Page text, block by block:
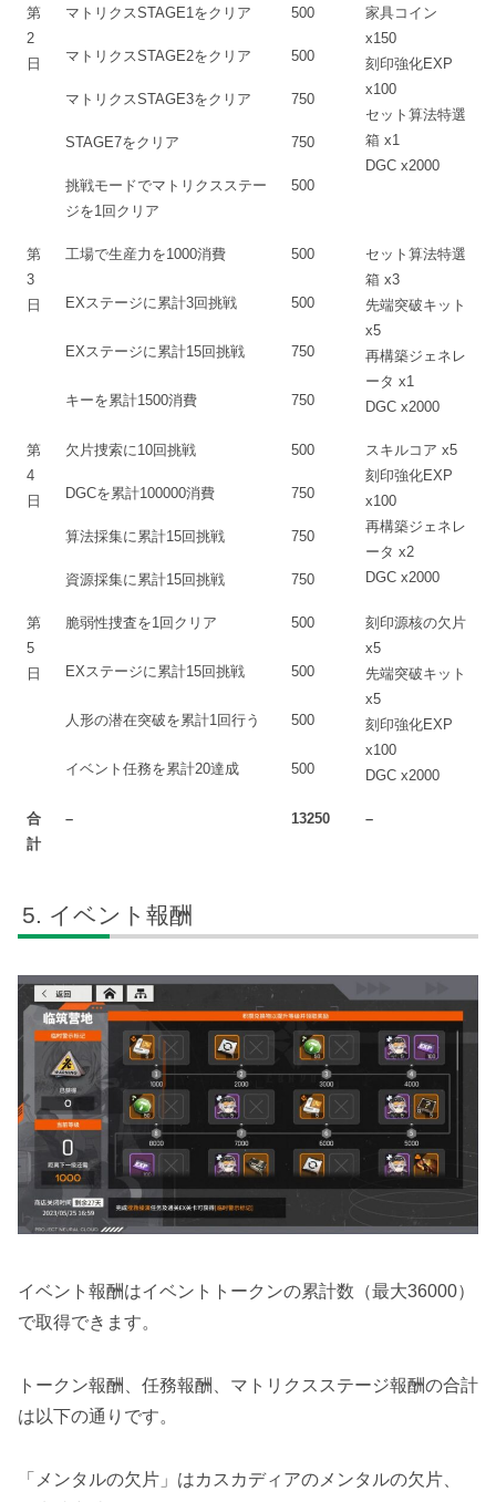
第
2
日
マトリクスSTAGE1をクリア 500
家具コイン
x150
刻印強化EXP
x100
セット算法特選
箱 x1
DGC x2000
マトリクスSTAGE2をクリア 500
マトリクスSTAGE3をクリア 750
STAGE7をクリア 750
挑戦モードでマトリクスステー
ジを1回クリア
500
第
3
日
工場で生産力を1000消費 500
セット算法特選
箱 x3
先端突破キット
x5
再構築ジェネレ
ータ x1
DGC x2000
EXステージに累計3回挑戦 500
EXステージに累計15回挑戦 750
キーを累計1500消費 750
第
4
日
欠片捜索に10回挑戦 500
スキルコア x5
刻印強化EXP
x100
再構築ジェネレ
ータ x2
DGC x2000
DGCを累計100000消費 750
算法採集に累計15回挑戦 750
資源採集に累計15回挑戦 750
第
5
日
脆弱性捜査を1回クリア 500
刻印源核の欠片
x5
先端突破キット
x5
刻印強化EXP
x100
DGC x2000
EXステージに累計15回挑戦 500
人形の潜在突破を累計1回行う 500
イベント任務を累計20達成 500
合
計
– 13250 –
イベント報酬
イベント報酬はイベントトークンの累計数（最大36000）
で取得できます。
トークン報酬、任務報酬、マトリクスステージ報酬の合計
は以下の通りです。
「メンタルの欠片」はカスカディアのメンタルの欠片、